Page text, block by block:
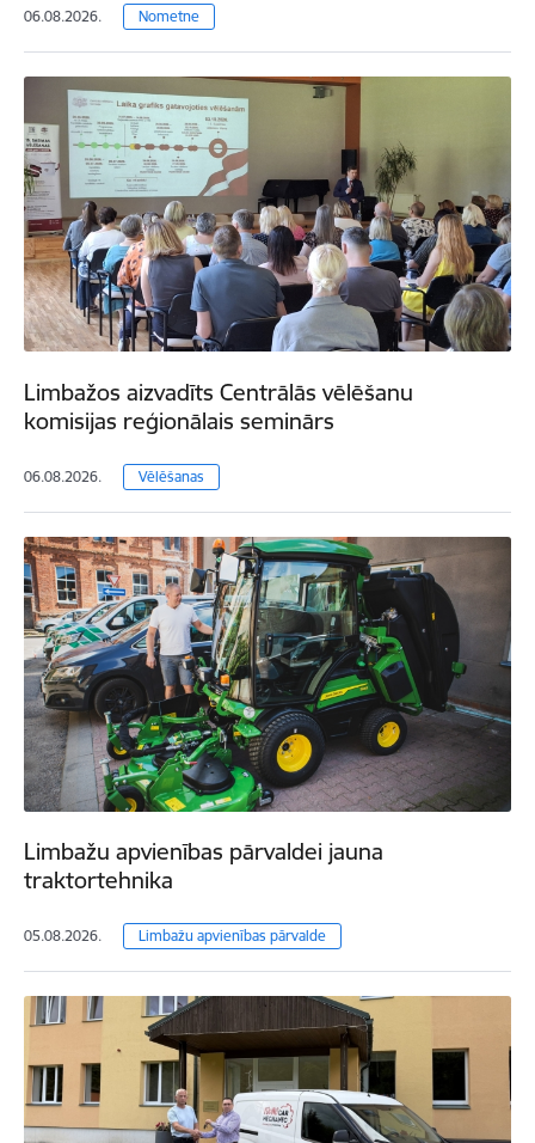
06.08.2026. Nometne
Limbažos aizvadīts Centrālās vēlēšanu
komisijas reģionālais seminārs
06.08.2026. Vēlēšanas
Limbažu apvienības pārvaldei jauna
traktortehnika
05.08.2026. Limbažu apvienības pārvalde